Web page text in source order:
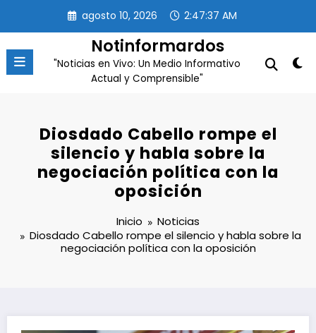
contenido
agosto 10, 2026 2:47:37 AM
Notinformardos
"Noticias en Vivo: Un Medio Informativo
Actual y Comprensible"
Diosdado Cabello rompe el
silencio y habla sobre la
negociación política con la
oposición
Inicio
Noticias
Diosdado Cabello rompe el silencio y habla sobre la
negociación política con la oposición